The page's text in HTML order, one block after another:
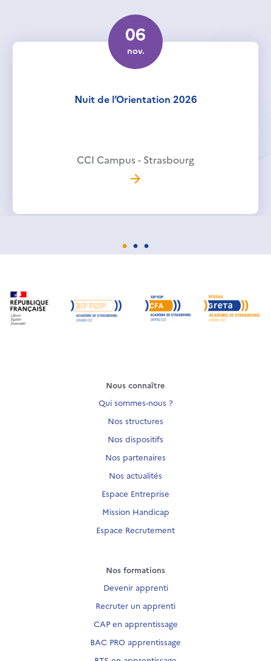
06
nov.
Nuit de l’Orientation 2026
CCI Campus - Strasbourg
Nous connaître
Qui sommes-nous ?
Nos structures
Nos dispositifs
Nos partenaires
Nos actualités
Espace Entreprise
Mission Handicap
Espace Recrutement
Nos formations
Devenir apprenti
Recruter un apprenti
CAP en apprentissage
BAC PRO apprentissage